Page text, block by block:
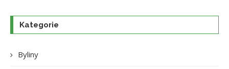
Kategorie
Byliny